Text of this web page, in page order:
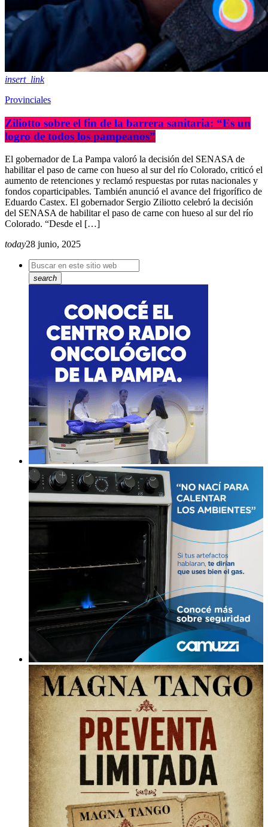
insert_link
Provinciales
Ziliotto sobre el fin de la barrera sanitaria: “Es un
logro de todos los pampeanos”
El gobernador de La Pampa valoró la decisión del SENASA de
habilitar el paso de carne con hueso al sur del río Colorado, criticó el
aumento de retenciones y reclamó respuestas por rutas nacionales y
fondos coparticipables. También anunció el avance del frigorífico de
Eduardo Castex. El gobernador Sergio Ziliotto celebró la decisión
del SENASA de habilitar el paso de carne con hueso al sur del río
Colorado. “Desde el […]
today28 junio, 2025
search